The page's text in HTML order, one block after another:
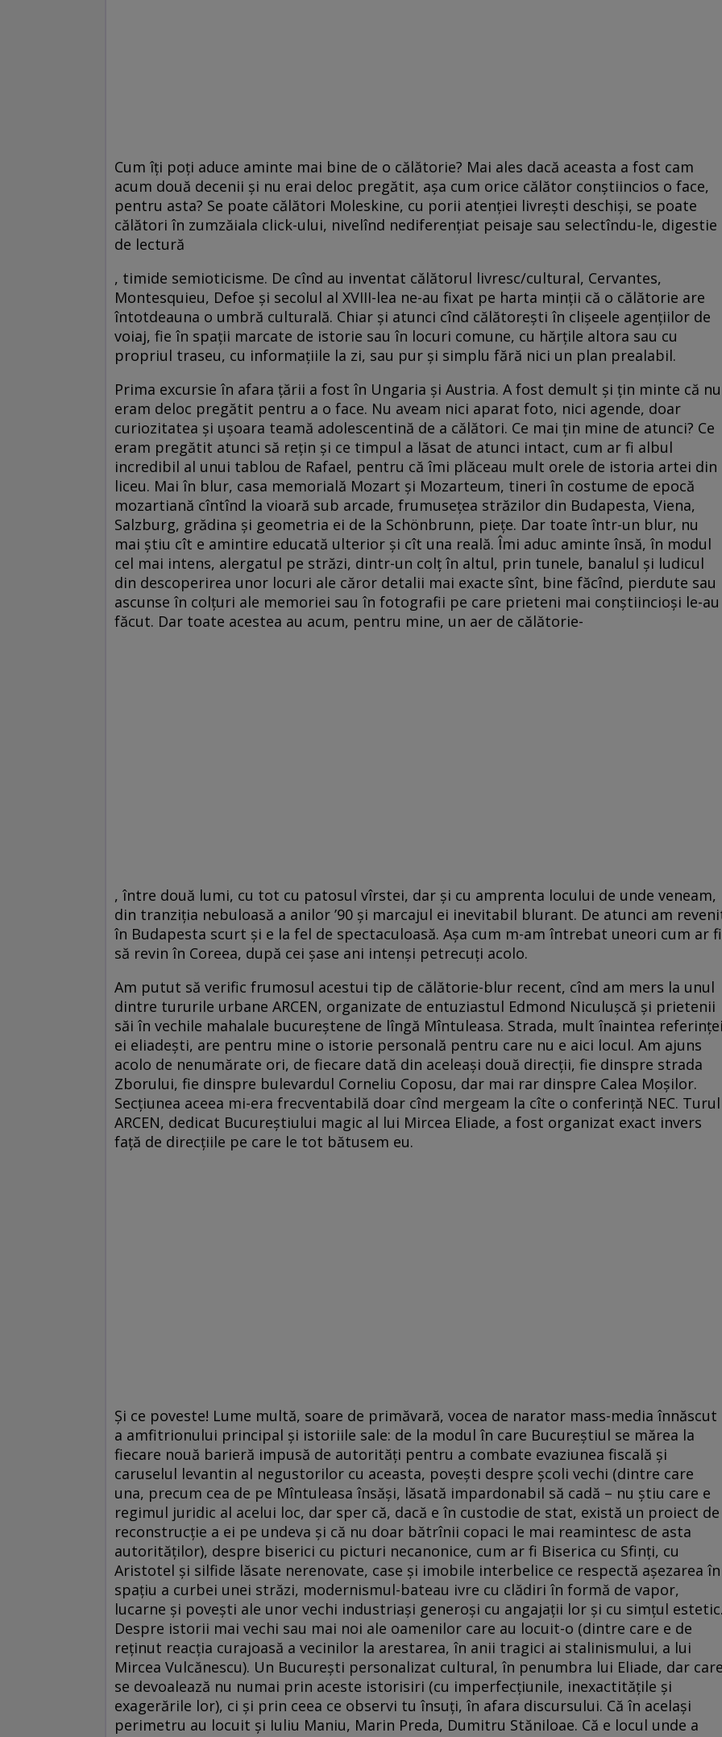
Cum îţi poţi aduce aminte mai bine de o călătorie? Mai ales dacă aceasta a fost cam
acum două decenii şi nu erai deloc pregătit, aşa cum orice călător conştiincios o face,
pentru asta? Se poate călători Moleskine, cu porii atenţiei livreşti deschişi, se poate
călători în zumzăiala click-ului, nivelînd nediferenţiat peisaje sau selectîndu-le, digestie
de lectură
, timide semioticisme. De cînd au inventat călătorul livresc/cultural, Cervantes,
Montesquieu, Defoe şi secolul al XVIII-lea ne-au fixat pe harta minţii că o călătorie are
întotdeauna o umbră culturală. Chiar şi atunci cînd călătoreşti în clişeele agenţiilor de
voiaj, fie în spaţii marcate de istorie sau în locuri comune, cu hărţile altora sau cu
propriul traseu, cu informaţiile la zi, sau pur şi simplu fără nici un plan prealabil.
Prima excursie în afara ţării a fost în Ungaria şi Austria. A fost demult şi ţin minte că nu
eram deloc pregătit pentru a o face. Nu aveam nici aparat foto, nici agende, doar
curiozitatea şi uşoara teamă adolescentină de a călători. Ce mai ţin mine de atunci? Ce
eram pregătit atunci să reţin şi ce timpul a lăsat de atunci intact, cum ar fi albul
incredibil al unui tablou de Rafael, pentru că îmi plăceau mult orele de istoria artei din
liceu. Mai în blur, casa memorială Mozart şi Mozarteum, tineri în costume de epocă
mozartiană cîntînd la vioară sub arcade, frumuseţea străzilor din Budapesta, Viena,
Salzburg, grădina şi geometria ei de la Schönbrunn, pieţe. Dar toate într-un blur, nu
mai ştiu cît e amintire educată ulterior şi cît una reală. Îmi aduc aminte însă, în modul
cel mai intens, alergatul pe străzi, dintr-un colţ în altul, prin tunele, banalul şi ludicul
din descoperirea unor locuri ale căror detalii mai exacte sînt, bine făcînd, pierdute sau
ascunse în colţuri ale memoriei sau în fotografii pe care prieteni mai conştiincioşi le-au
făcut. Dar toate acestea au acum, pentru mine, un aer de călătorie-
, între două lumi, cu tot cu patosul vîrstei, dar şi cu amprenta locului de unde veneam,
din tranziţia nebuloasă a anilor ’90 şi marcajul ei inevitabil blurant. De atunci am
în Budapesta scurt şi e la fel de spectaculoasă. Aşa cum m-am întrebat uneori cum ar fi
să revin în Coreea, după cei şase ani intenşi petrecuţi acolo.
Am putut să verific frumosul acestui tip de călătorie-blur recent, cînd am mers la unul
dintre tururile urbane ARCEN, organizate de entuziastul Edmond Niculuşcă şi prietenii
săi în vechile mahalale bucureştene de lîngă Mîntuleasa. Strada, mult înaintea
ei eliadeşti, are pentru mine o istorie personală pentru care nu e aici locul. Am ajuns
acolo de nenumărate ori, de fiecare dată din aceleaşi două direcţii, fie dinspre strada
Zborului, fie dinspre bulevardul Corneliu Coposu, dar mai rar dinspre Calea Moşilor.
Secţiunea aceea mi-era frecventabilă doar cînd mergeam la cîte o conferinţă NEC. Turul
ARCEN, dedicat Bucureştiului magic al lui Mircea Eliade, a fost organizat exact invers
faţă de direcţiile pe care le tot bătusem eu.
Şi ce poveste! Lume multă, soare de primăvară, vocea de narator mass-media înnăscut
a amfitrionului principal şi istoriile sale: de la modul în care Bucureştiul se mărea la
fiecare nouă barieră impusă de autorităţi pentru a combate evaziunea fiscală şi
caruselul levantin al negustorilor cu aceasta, poveşti despre şcoli vechi (dintre care
una, precum cea de pe Mîntuleasa însăşi, lăsată impardonabil să cadă – nu ştiu care e
regimul juridic al acelui loc, dar sper că, dacă e în custodie de stat, există un proiect de
reconstrucţie a ei pe undeva şi că nu doar bătrînii copaci le mai reamintesc de asta
autorităţilor), despre biserici cu picturi necanonice, cum ar fi Biserica cu Sfinţi, cu
Aristotel şi silfide lăsate nerenovate, case şi imobile interbelice ce respectă aşezarea în
spaţiu a curbei unei străzi, modernismul-bateau ivre cu clădiri în formă de vapor,
lucarne şi poveşti ale unor vechi industriaşi generoşi cu angajaţii lor şi cu simţul
Despre istorii mai vechi sau mai noi ale oamenilor care au locuit-o (dintre care e de
reţinut reacţia curajoasă a vecinilor la arestarea, în anii tragici ai stalinismului, a lui
Mircea Vulcănescu). Un Bucureşti personalizat cultural, în penumbra lui Eliade, dar
se devoalează nu numai prin aceste istorisiri (cu imperfecţiunile, inexactităţile şi
exagerările lor), ci şi prin ceea ce observi tu însuţi, în afara discursului. Că în acelaşi
perimetru au locuit şi Iuliu Maniu, Marin Preda, Dumitru Stăniloae. Că e locul unde a